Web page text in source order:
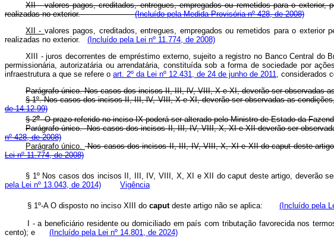
XII - valores pagos, creditados, entregues, empregados ou remetidos para o
realizadas no exterior.
(Incluído pela Medida Provisória nº 428, de 2008)
XII - valores pagos, creditados, entregues, empregados ou remetidos para o
realizadas no exterior. (Incluído pela Lei nº 11.774, de 2008)
XIII - juros decorrentes de empréstimo externo, sujeito a registro no Banco Central do
permissionária, autorizatária ou arrendatária, constituída sob a forma de sociedade por
infraestrutura a que se refere o art. 2º da Lei nº 12.431, de 24 de junho de 2011, considerados
Parágrafo único. Nos casos dos incisos II, III, lV, VIII, X e XI, deverão ser observadas
§ 1º. Nos casos dos incisos II, III, lV, VIII, X e XI, deverão ser observadas as
de 14.12.99)
§ 2oO prazo referido no inciso IX poderá ser alterado pelo Ministro de Estado da
Parágrafo único. Nos casos dos incisos II, III, IV, VIII, X, XI e XII deverão ser
nº 428, de 2008)
Parágrafo único.Nos casos dos incisos II, III, IV, VIII, X, XI e XII do caput deste
Lei nº 11.774, de 2008)
§ 1ºNos casos dos incisos II, III, IV, VIII, X, XI e XII do caput deste artigo,
pela Lei nº 13.043, de 2014)
Vigência
§ 1º-A O disposto no inciso XIII do caputdeste artigo não se aplica: (Incluído pela
I - a beneficiário residente ou domiciliado em país com tributação favorecida nos
cento); e (Incluído pela Lei nº 14.801, de 2024)